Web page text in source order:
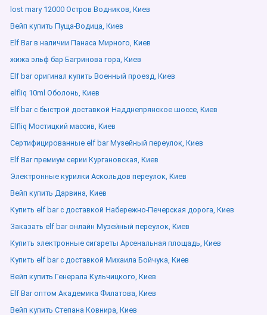
lost mary 12000 Остров Водников, Киев
Вейп купить Пуща-Водица, Киев
Elf Bar в наличии Панаса Мирного, Киев
жижа эльф бар Багринова гора, Киев
Elf bar оригинал купить Военный проезд, Киев
elfliq 10ml Оболонь, Киев
Elf bar с быстрой доставкой Надднепрянское шоссе, Киев
Elfliq Мостицкий массив, Киев
Сертифицированные elf bar Музейный переулок, Киев
Elf Bar премиум серии Кургановская, Киев
Электронные курилки Аскольдов переулок, Киев
Вейп купить Дарвина, Киев
Купить elf bar с доставкой Набережно-Печерская дорога, Киев
Заказать elf bar онлайн Музейный переулок, Киев
Купить электронные сигареты Арсенальная площадь, Киев
Купить elf bar с доставкой Михаила Бойчука, Киев
Вейп купить Генерала Кульчицкого, Киев
Elf Bar оптом Академика Филатова, Киев
Вейп купить Степана Ковнира, Киев